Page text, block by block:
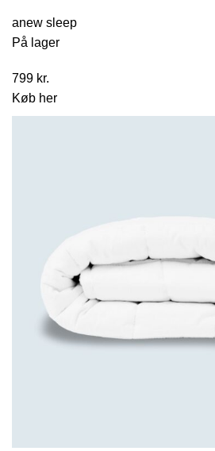
anew sleep
På lager
799 kr.
Køb her